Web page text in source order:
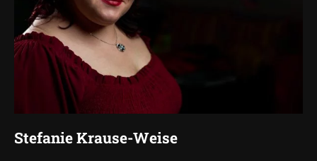
Stefanie Krause-Weise